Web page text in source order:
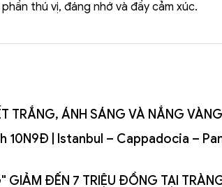
thú vị, đáng nhớ và đầy cảm xúc.
TRẮNG, ÁNH SÁNG VÀ NẮNG VÀNG
| Istanbul – Cappadocia –
GIẢM ĐẾN 7 TRIỆU ĐỒNG TẠI